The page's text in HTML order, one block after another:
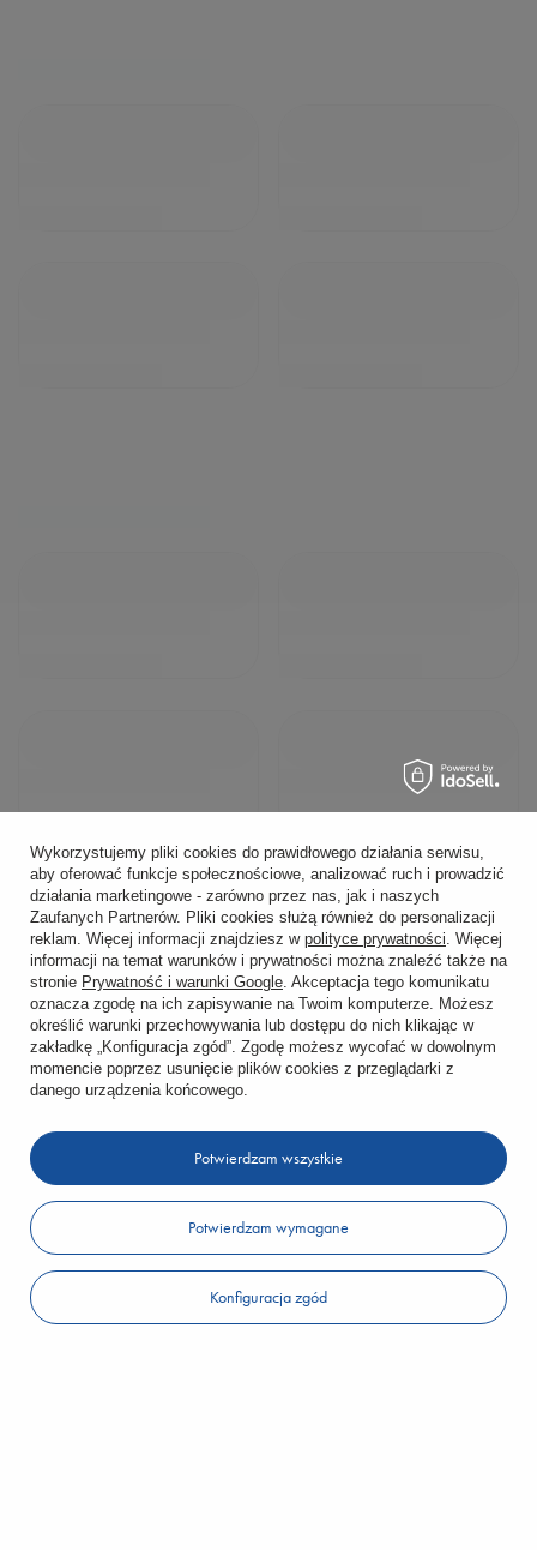
ZAMÓWIENIA
Status zamówienia
Śledzenie przesyłki
Chcę zareklamować produkt
Chcę zwrócić produkt
Chcę wymienić towar
Wykorzystujemy pliki cookies do prawidłowego działania serwisu,
aby oferować funkcje społecznościowe, analizować ruch i prowadzić
działania marketingowe - zarówno przez nas, jak i naszych
Zaufanych Partnerów. Pliki cookies służą również do personalizacji
reklam. Więcej informacji znajdziesz w polityce prywatności. Więcej
informacji na temat warunków i prywatności można znaleźć także na
stronie Prywatność i warunki Google. Akceptacja tego komunikatu
oznacza zgodę na ich zapisywanie na Twoim komputerze. Możesz
określić warunki przechowywania lub dostępu do nich klikając w
zakładkę „Konfiguracja zgód”. Zgodę możesz wycofać w dowolnym
momencie poprzez usunięcie plików cookies z przeglądarki z
danego urządzenia końcowego.
Potwierdzam wymagane
Konfiguracja zgód
Potwierdzam wszystkie